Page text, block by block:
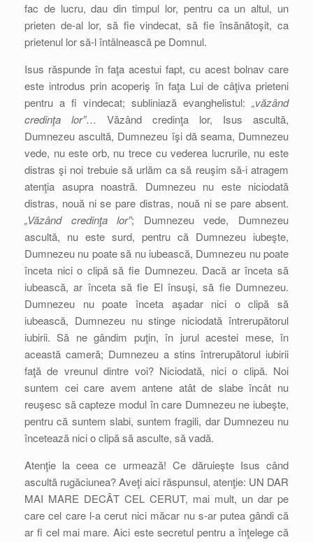
fac de lucru, dau din timpul lor, pentru ca un altul, un
prieten de-al lor, să fie vindecat, să fie însănătoşit, ca
prietenul lor să-l întâlnească pe Domnul.
Isus răspunde în faţa acestui fapt, cu acest bolnav care
este introdus prin acoperiş în faţa Lui de câţiva prieteni
pentru a fi vindecat; subliniază evanghelistul: „văzând
credinţa lor”… Văzând credinţa lor, Isus ascultă,
Dumnezeu ascultă, Dumnezeu îşi dă seama, Dumnezeu
vede, nu este orb, nu trece cu vederea lucrurile, nu este
distras şi noi trebuie să urlăm ca să reuşim să-i atragem
atenţia asupra noastră. Dumnezeu nu este niciodată
distras, nouă ni se pare distras, nouă ni se pare absent.
„Văzând credinţa lor”; Dumnezeu vede, Dumnezeu
ascultă, nu este surd, pentru că Dumnezeu iubeşte,
Dumnezeu nu poate să nu iubească, Dumnezeu nu poate
înceta nici o clipă să fie Dumnezeu. Dacă ar înceta să
iubească, ar înceta să fie El însuşi, să fie Dumnezeu.
Dumnezeu nu poate înceta aşadar nici o clipă să
iubească, Dumnezeu nu stinge niciodată întrerupătorul
iubirii. Să ne gândim puţin, în jurul acestei mese, în
această cameră; Dumnezeu a stins întrerupătorul iubirii
faţă de vreunul dintre voi? Niciodată, nici o clipă. Noi
suntem cei care avem antene atât de slabe încât nu
reuşesc să capteze modul în care Dumnezeu ne iubeşte,
pentru că suntem slabi, suntem fragili, dar Dumnezeu nu
încetează nici o clipă să asculte, să vadă.
Atenţie la ceea ce urmează! Ce dăruieşte Isus când
ascultă rugăciunea? Aveţi aici răspunsul, atenţie: UN DAR
MAI MARE DECÂT CEL CERUT, mai mult, un dar pe
care cel care l-a cerut nici măcar nu s-ar putea gândi că
ar fi cel mai mare. Aici este secretul pentru a înţelege că